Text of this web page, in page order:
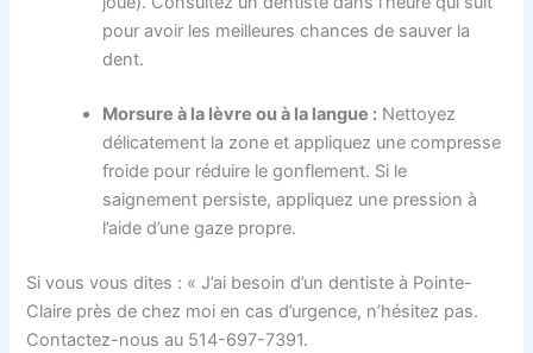
pour avoir les meilleures chances de sauver la
dent.
Morsure à la lèvre ou à la langue : Nettoyez
délicatement la zone et appliquez une compresse
froide pour réduire le gonflement. Si le
saignement persiste, appliquez une pression à
l’aide d’une gaze propre.
Si vous vous dites : « J’ai besoin d’un dentiste à Pointe-
Claire près de chez moi en cas d’urgence, n’hésitez pas.
Contactez-nous au 514-697-7391.